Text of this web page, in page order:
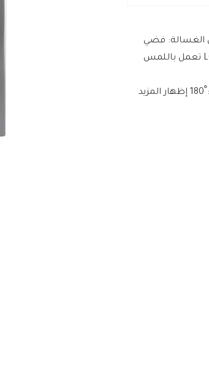
لون هيكل الغسالة: فضي
لون و مادة صنع باب الغسالة : كروم نظام الغسيل الذكي شاشه LCD تعمل باللمس